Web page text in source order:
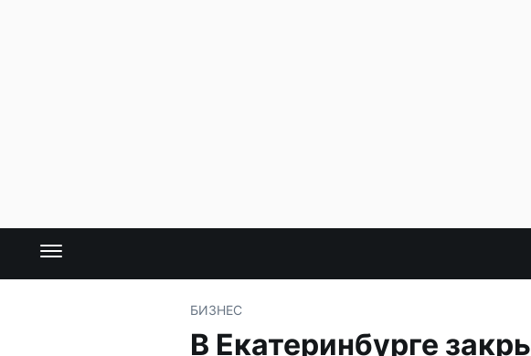
БИЗНЕС
В Екатеринбурге